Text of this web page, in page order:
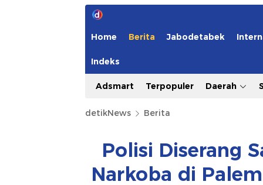
Home Berita Jabodetabek
Indeks
Adsmart Terpopuler Daerah
detikNews Berita
Polisi Diserang
Narkoba di